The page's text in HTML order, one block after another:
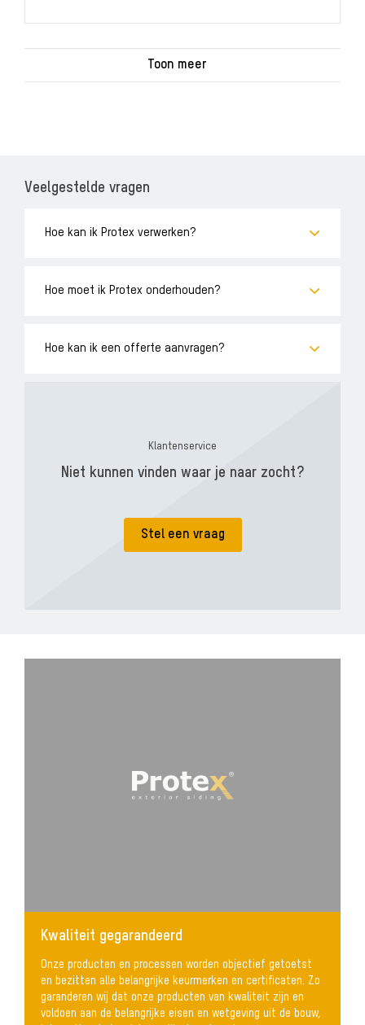
Toon meer
Veelgestelde vragen
Hoe kan ik Protex verwerken?
Hoe moet ik Protex onderhouden?
Hoe kan ik een offerte aanvragen?
Klantenservice
Niet kunnen vinden waar je naar zocht?
Stel een vraag
Kwaliteit gegarandeerd
Onze producten en processen worden objectief getoetst
en bezitten alle belangrijke keurmerken en certificaten. Zo
garanderen wij dat onze producten van kwaliteit zijn en
voldoen aan de belangrijke eisen en wetgeving uit de bouw,